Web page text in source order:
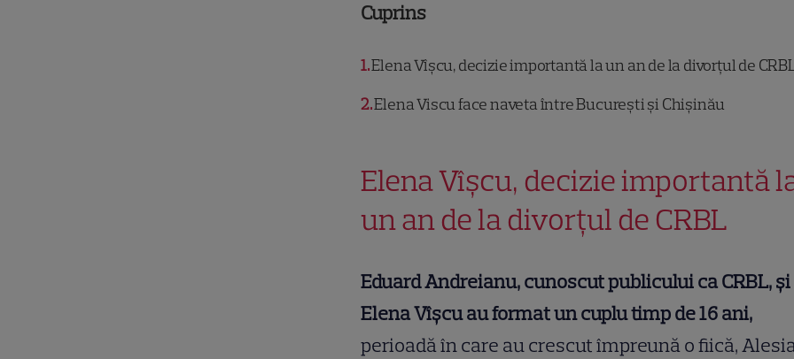
Cuprins
1Elena Vîșcu, decizie importantă la un an de la divorțul de
2Elena Viscu face naveta între București și Chișinău
Elena Vîșcu, decizie importantă
un an de la divorțul de CRBL
Eduard Andreianu, cunoscut publicului ca CRBL, și
Elena Vîșcu au format un cuplu timp de 16 ani,
perioadă în care au crescut împreună o fiică,